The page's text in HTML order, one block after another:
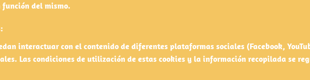
del mismo.
interactuar con el contenido de diferentes plataformas sociales (Facebook,
Las condiciones de utilización de estas cookies y la información recopilada se